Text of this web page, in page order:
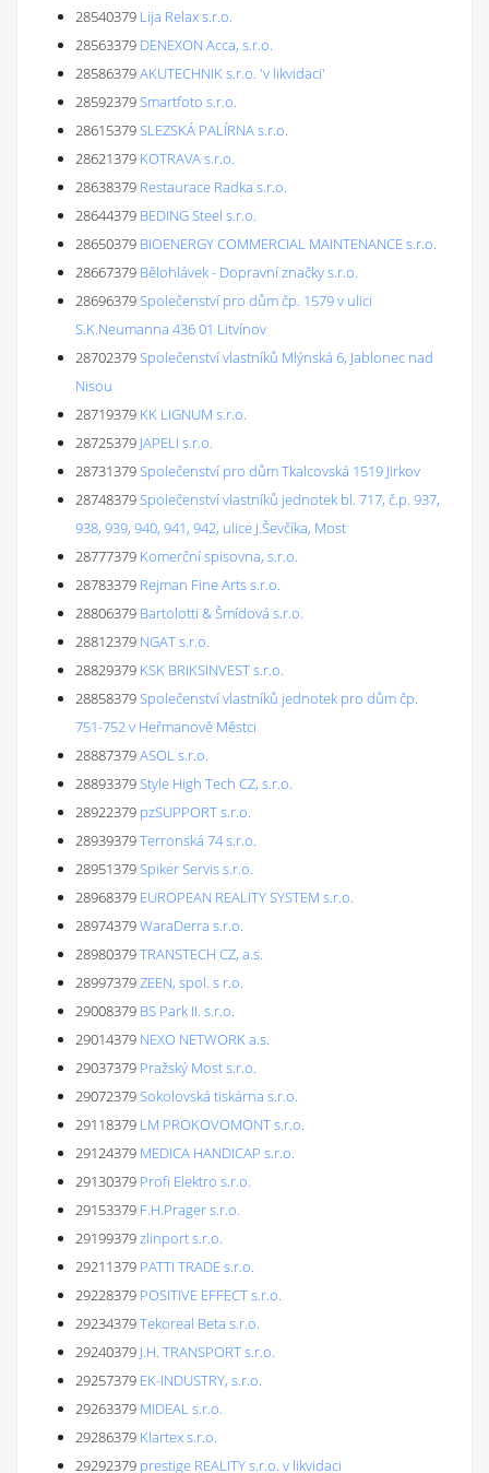
28540379 Lija Relax s.r.o.
28563379 DENEXON Acca, s.r.o.
28586379AKUTECHNIK s.r.o. 'v likvidaci'
28592379Smartfoto s.r.o.
28615379SLEZSKÁ PALÍRNA s.r.o.
28621379 KOTRAVA s.r.o.
28638379 Restaurace Radka s.r.o.
28644379 BEDING Steel s.r.o.
28650379 BIOENERGY COMMERCIAL MAINTENANCE s.r.o.
28667379 Bělohlávek - Dopravní značky s.r.o.
28696379Společenství pro dům čp. 1579 v ulici
S.K.Neumanna 436 01 Litvínov
28702379Společenství vlastníků Mlýnská 6, Jablonec nad
Nisou
28719379 KK LIGNUM s.r.o.
28725379 JAPELI s.r.o.
28731379Společenství pro dům Tkalcovská 1519 Jirkov
28748379Společenství vlastníků jednotek bl. 717, č.p. 937,
938, 939, 940, 941, 942, ulice J.Ševčíka, Most
28777379 Komerční spisovna, s.r.o.
28783379 Rejman Fine Arts s.r.o.
28806379 Bartolotti & Šmídová s.r.o.
28812379 NGAT s.r.o.
28829379 KSK BRIKSINVEST s.r.o.
28858379Společenství vlastníků jednotek pro dům čp.
751-752 v Heřmanově Městci
28887379ASOL s.r.o.
28893379Style High Tech CZ, s.r.o.
28922379 pzSUPPORT s.r.o.
28939379Terronská 74 s.r.o.
28951379Spiker Servis s.r.o.
28968379 EUROPEAN REALITY SYSTEM s.r.o.
28974379WaraDerra s.r.o.
28980379TRANSTECH CZ, a.s.
28997379ZEEN, spol. s r.o.
29008379 BS Park II. s.r.o.
29014379 NEXO NETWORK a.s.
29037379 Pražský Most s.r.o.
29072379Sokolovská tiskárna s.r.o.
29118379 LM PROKOVOMONT s.r.o.
29124379 MEDICA HANDICAP s.r.o.
29130379 Profi Elektro s.r.o.
29153379 F.H.Prager s.r.o.
29199379zlinport s.r.o.
29211379 PATTI TRADE s.r.o.
29228379 POSITIVE EFFECT s.r.o.
29234379Tekoreal Beta s.r.o.
29240379 J.H. TRANSPORT s.r.o.
29257379 EK-INDUSTRY, s.r.o.
29263379 MIDEAL s.r.o.
29286379 Klartex s.r.o.
29292379 prestige REALITY s.r.o. v likvidaci